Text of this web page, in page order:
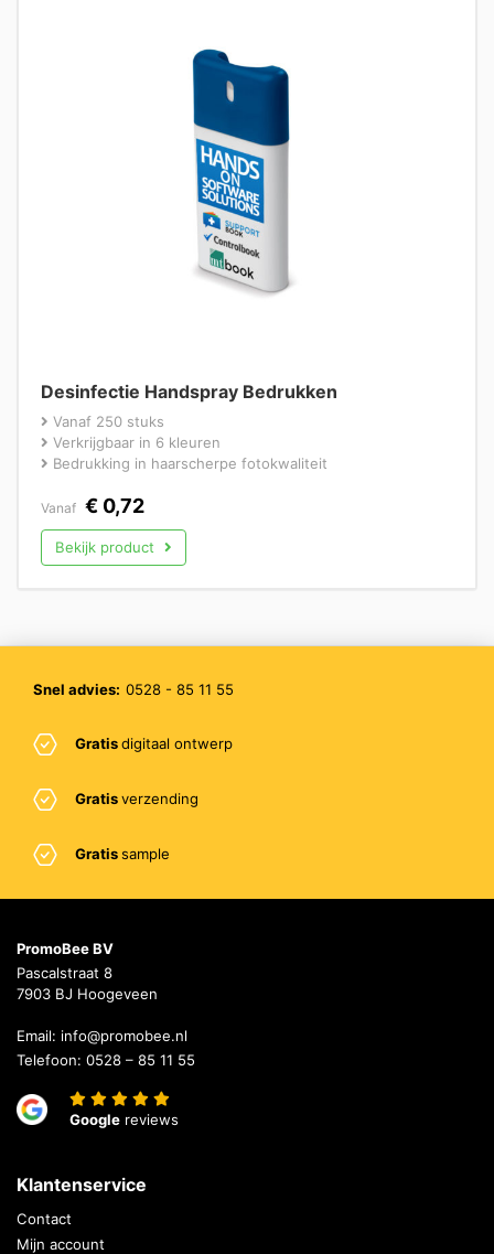
Desinfectie Handspray Bedrukken
Vanaf 250 stuks
Verkrijgbaar in 6 kleuren
Bedrukking in haarscherpe fotokwaliteit
Vanaf € 0,72
Bekijk product
Snel advies: 0528 - 85 11 55
Gratisdigitaal ontwerp
Gratisverzending
Gratissample
PromoBee BV
Pascalstraat 8
7903 BJ Hoogeveen
Email: info@promobee.nl
Telefoon: 0528 – 85 11 55
Google reviews
Klantenservice
Contact
Mijn account